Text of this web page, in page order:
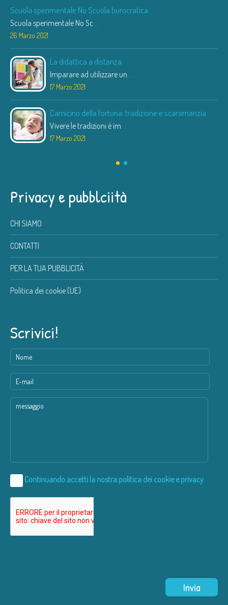
Scuola sperimentale No Scuola burocratica
Scuola sperimentale No Sc ...
26 Marzo 2021
La didattica a distanza
Imparare ad utilizzare un ...
17 Marzo 2021
Camicino della fortuna: tradizione e scaramanzia
Vivere le tradizioni è im ...
17 Marzo 2021
Privacy e pubblciità
CHI SIAMO
CONTATTI
PER LA TUA PUBBLICITÀ
Politica dei cookie (UE)
Scrivici!
Continuando accetti la nostra politica dei cookie e privacy